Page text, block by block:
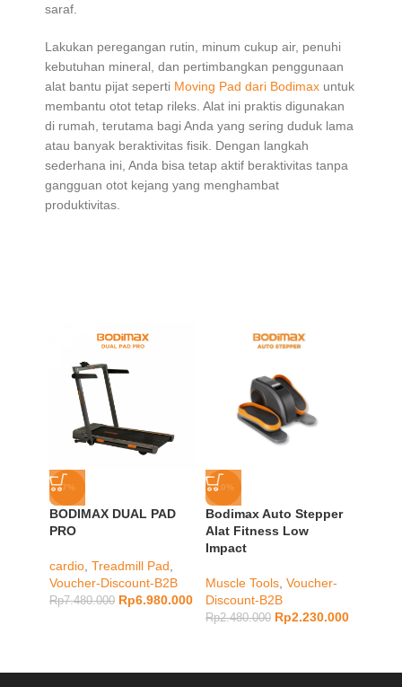
saraf.
Lakukan peregangan rutin, minum cukup air, penuhi
kebutuhan mineral, dan pertimbangkan penggunaan
alat bantu pijat seperti Moving Pad dari Bodimax untuk
membantu otot tetap rileks. Alat ini praktis digunakan
di rumah, terutama bagi Anda yang sering duduk lama
atau banyak beraktivitas fisik. Dengan langkah
sederhana ini, Anda bisa tetap aktif beraktivitas tanpa
gangguan otot kejang yang menghambat
produktivitas.
-7%
BODIMAX DUAL PAD
PRO
cardio Treadmill Pad
Voucher-Discount-B2B
Rp7.480.000 Rp6.980.000
-10%
Bodimax Auto Stepper
Alat Fitness Low
Impact
Muscle Tools Voucher-
Discount-B2B
Rp2.480.000 Rp2.230.000